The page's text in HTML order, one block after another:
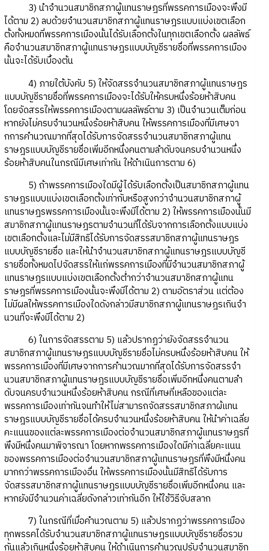
3) นําจํานวนสมาชิกสภาผู้แทนราษฎรที่พรรคการเมืองจะพึงมี
ได้ตาม 2) ลบด้วยจํานวนสมาชิกสภาผู้แทนราษฎรแบบแบ่งเขตเลือก
ตั้งทั้งหมดที่พรรคการเมืองนั้นได้รับเลือกตั้งในทุกเขตเลือกตั้ง ผลลัพธ์
คือจํานวนสมาชิกสภาผู้แทนราษฎรแบบบัญชีรายชื่อที่พรรคการเมือง
นั้นจะได้รับเบื้องต้น
4) ภายใต้บังคับ 5) ให้จัดสรรจํานวนสมาชิกสภาผู้แทนราษฎร
แบบบัญชีรายชื่อที่พรรคการเมืองจะได้รับให้ครบหนึ่งร้อยห้าสิบคน
โดยจัดสรรให้พรรคการเมืองตามผลลัพธ์ตาม 3) เป็นจํานวนเต็มก่อน
หากยังไม่ครบจํานวนหนึ่งร้อยห้าสิบคน ให้พรรคการเมืองที่มีเศษจา
กการคํานวณมากที่สุดได้รับการจัดสรรจํานวนสมาชิกสภาผู้แทน
ราษฎรแบบบัญชีรายชื่อเพิ่มอีกหนึ่งคนตามลําดับจนครบจํานวนหนึ่ง
ร้อยห้าสิบคนในกรณีมีเศษเท่ากัน ให้ดําเนินการตาม 6)
5) ถ้าพรรคการเมืองใดมีผู้ได้รับเลือกตั้งเป็นสมาชิกสภาผู้แทน
ราษฎรแบบแบ่งเขตเลือกตั้งเท่ากับหรือสูงกว่าจํานวนสมาชิกสภาผู้
แทนราษฎรพรรคการเมืองนั้นจะพึงมีได้ตาม 2) ให้พรรคการเมืองนั้นมี
สมาชิกสภาผู้แทนราษฎรตามจํานวนที่ได้รับจากการเลือกตั้งแบบแบ่ง
เขตเลือกตั้งและไม่มีสิทธิได้รับการจัดสรรสมาชิกสภาผู้แทนราษฎร
แบบบัญชีรายชื่อ และให้นําจํานวนสมาชิกสภาผู้แทนราษฎรแบบบัญชี
รายชื่อทั้งหมดไปจัดสรรให้แก่พรรคการเมืองที่มีจํานวนสมาชิกสภาผู้
แทนราษฎรแบบแบ่งเขตเลือกตั้งต่ำกว่าจํานวนสมาชิกสภาผู้แทน
ราษฎรที่พรรคการเมืองนั้นจะพึงมีได้ตาม 2) ตามอัตราส่วน แต่ต้อง
ไม่มีผลให้พรรคการเมืองใดดังกล่าวมีสมาชิกสภาผู้แทนราษฎรเกินจํา
นวนที่จะพึงมีได้ตาม 2)
6) ในการจัดสรรตาม 5) แล้วปรากฏว่ายังจัดสรรจํานวน
สมาชิกสภาผู้แทนราษฎรแบบบัญชีรายชื่อไม่ครบหนึ่งร้อยห้าสิบคน ให้
พรรคการเมืองที่มีเศษจากการคํานวณมากที่สุดได้รับการจัดสรรจํา
นวนสมาชิกสภาผู้แทนราษฎรแบบบัญชีรายชื่อเพิ่มอีกหนึ่งคนตามลํา
ดับจนครบจํานวนหนึ่งร้อยห้าสิบคน กรณีที่เศษที่เหลือของแต่ละ
พรรคการเมืองเท่ากันจนทําให้ไม่สามารถจัดสรรสมาชิกสภาผ้แทน
ราษฎรแบบบัญชีรายชื่อได้ครบจํานวนหนึ่งร้อยห้าสิบคน ให้นําค่าเฉลี่ย
คะแนนของแต่ละพรรคการเมืองต่อจํานวนสมาชิกสภาผู้แทนราษฎรที่
พึงมีหนึ่งคนมาพิจารณา โดยหากพรรคการเมืองใดมีค่าเฉลี่ยคะแนน
ของพรรคการเมืองต่อจํานวนสมาชิกสภาผู้แทนราษฎรที่พึงมีหนึ่งคน
มากกว่าพรรคการเมืองอื่น ให้พรรคการเมืองนั้นมีสิทธิได้รับการ
จัดสรรสมาชิกสภาผู้แทนราษฎรแบบบัญชีรายชื่อเพิ่มอีกหนึ่งคน และ
หากยังมีจํานวนค่าเฉลี่ยดังกล่าวเท่ากันอีก ให้ใช้วิธีจับสลาก
7) ในกรณีที่เมื่อคํานวณตาม 5) แล้วปรากฏว่าพรรคการเมือง
ทุกพรรคได้รับจํานวนสมาชิกสภาผู้แทนราษฎรแบบบัญชีรายชื่อรวม
กันแล้วเกินหนึ่งร้อยห้าสิบคน ให้ดําเนินการคํานวณปรับจํานวนสมาชิก